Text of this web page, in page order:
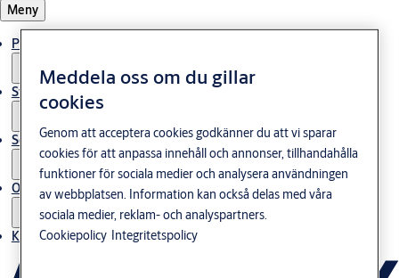
Meny
Produkter och lösningar
Stories
Service
Om oss
Kontakta oss
Meddela oss om du gillar
cookies
Genom att acceptera cookies godkänner du att vi sparar
cookies för att anpassa innehåll och annonser, tillhandahålla
funktioner för sociala medier och analysera användningen
av webbplatsen. Information kan också delas med våra
sociala medier, reklam- och analyspartners.
Cookiepolicy Integritetspolicy